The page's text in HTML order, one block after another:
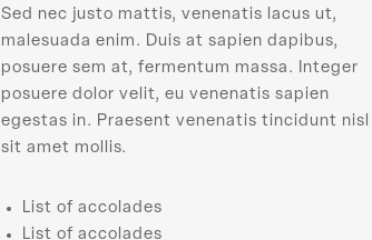
Sed nec justo mattis, venenatis lacus ut,
malesuada enim. Duis at sapien dapibus,
posuere sem at, fermentum massa. Integer
posuere dolor velit, eu venenatis sapien
egestas in. Praesent venenatis tincidunt nisl
sit amet mollis.
List of accolades
List of accolades